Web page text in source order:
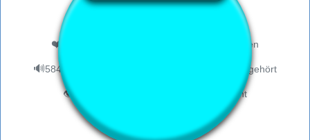
❤️ Nutzern hat dieser Soundbutton gefallen
🔊584 Nutzer haben sich diesen Soundbutton angehört
👁️2044 Nutzer haben diese Seite besucht